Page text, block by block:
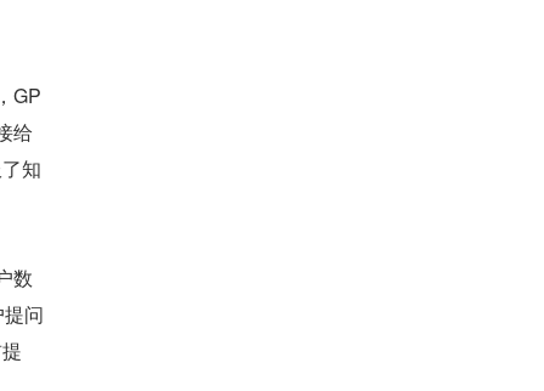
GP
给
知
数
问